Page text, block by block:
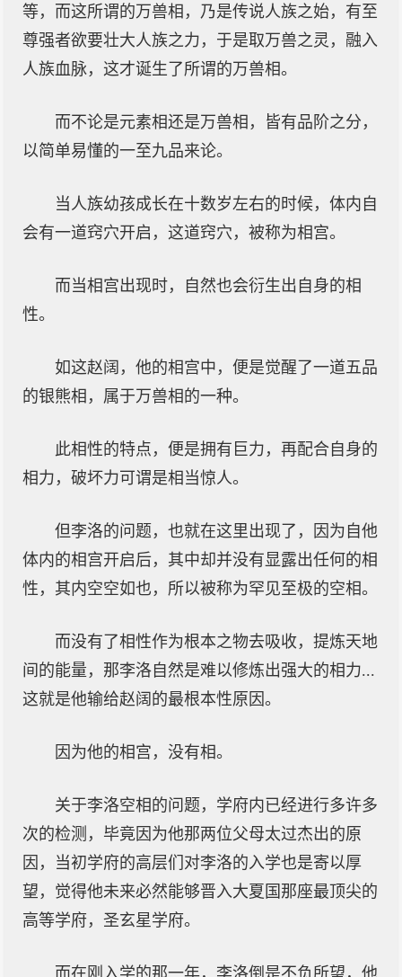
等，而这所谓的万兽相，乃是传说人族之始，有至
尊强者欲要壮大人族之力，于是取万兽之灵，融入
人族血脉，这才诞生了所谓的万兽相。
而不论是元素相还是万兽相，皆有品阶之分，
以简单易懂的一至九品来论。
当人族幼孩成长在十数岁左右的时候，体内自
会有一道窍穴开启，这道窍穴，被称为相宫。
而当相宫出现时，自然也会衍生出自身的相
性。
如这赵阔，他的相宫中，便是觉醒了一道五品
的银熊相，属于万兽相的一种。
此相性的特点，便是拥有巨力，再配合自身的
相力，破坏力可谓是相当惊人。
但李洛的问题，也就在这里出现了，因为自他
体内的相宫开启后，其中却并没有显露出任何的相
性，其内空空如也，所以被称为罕见至极的空相。
而没有了相性作为根本之物去吸收，提炼天地
间的能量，那李洛自然是难以修炼出强大的相力...
这就是他输给赵阔的最根本性原因。
因为他的相宫，没有相。
关于李洛空相的问题，学府内已经进行多许多
次的检测，毕竟因为他那两位父母太过杰出的原
因，当初学府的高层们对李洛的入学也是寄以厚
望，觉得他未来必然能够晋入大夏国那座最顶尖的
高等学府，圣玄星学府。
而在刚入学的那一年，李洛倒是不负所望，他